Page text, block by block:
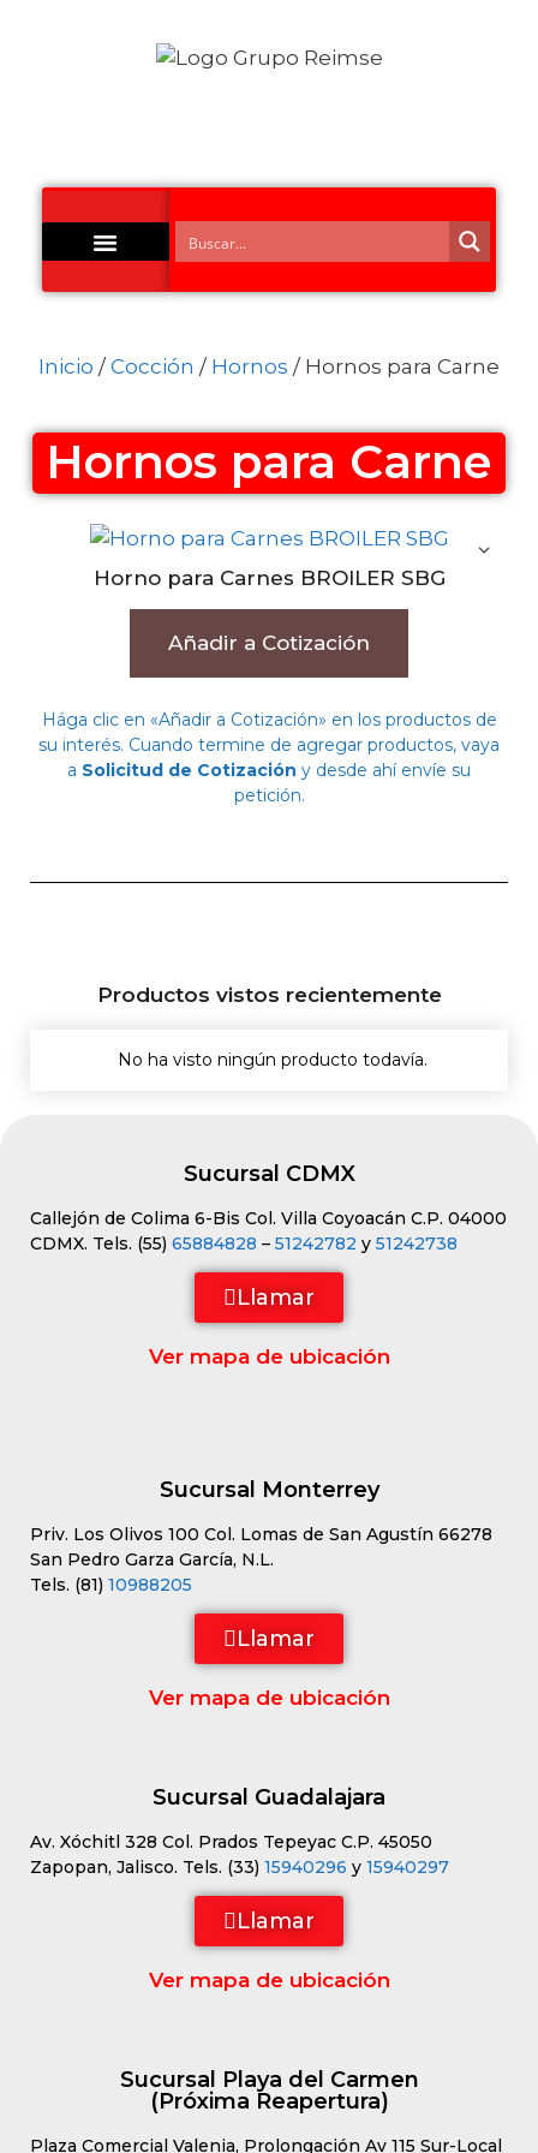
Inicio / Cocción / Hornos / Hornos para Carne
Hornos para Carne
Horno para Carnes BROILER SBG
Añadir a Cotización
Hága clic en «Añadir a Cotización» en los productos de
su interés. Cuando termine de agregar productos, vaya
a Solicitud de Cotización y desde ahí envíe su
petición.
Productos vistos recientemente
No ha visto ningún producto todavía.
Sucursal CDMX
Callejón de Colima 6-Bis Col. Villa Coyoacán C.P. 04000
CDMX. Tels. (55) 65884828 – 51242782 y 51242738
Llamar
Ver mapa de ubicación
Sucursal Monterrey
Priv. Los Olivos 100 Col. Lomas de San Agustín 66278
San Pedro Garza García, N.L.
Tels. (81) 10988205
Llamar
Ver mapa de ubicación
Sucursal Guadalajara
Av. Xóchitl 328 Col. Prados Tepeyac C.P. 45050
Zapopan, Jalisco. Tels. (33) 15940296 y 15940297
Llamar
Ver mapa de ubicación
Sucursal Playa del Carmen
(Próxima Reapertura)
Plaza Comercial Valenia, Prolongación Av 115 Sur-Local